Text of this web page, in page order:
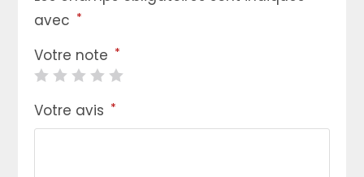
avec *
Votre note *
Votre avis *